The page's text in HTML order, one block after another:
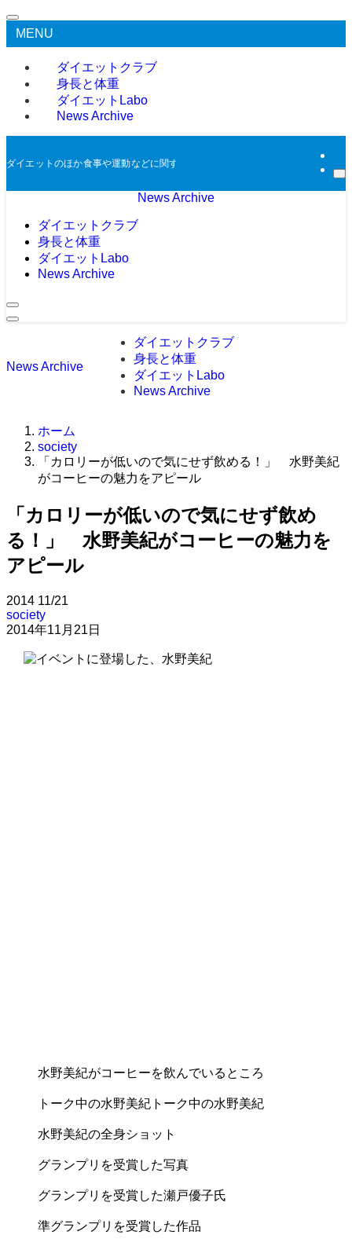
MENU
ダイエットクラブ
身長と体重
ダイエットLabo
News Archive
ダイエットのほか食事や運動などに関する過去のニュースをアーカイブとして
News Archive
ダイエットクラブ
身長と体重
ダイエットLabo
News Archive
News Archive
ダイエットクラブ
身長と体重
ダイエットLabo
News Archive
ホーム
society
「カロリーが低いので気にせず飲める！」 水野美紀
がコーヒーの魅力をアピール
「カロリーが低いので気にせず飲め
る！」 水野美紀がコーヒーの魅力を
アピール
2014 11/21
society
2014年11月21日
水野美紀がコーヒーを飲んでいるところ
トーク中の水野美紀 トーク中の水野美紀
水野美紀の全身ショット
グランプリを受賞した写真
グランプリを受賞した瀬戸優子氏
準グランプリを受賞した作品